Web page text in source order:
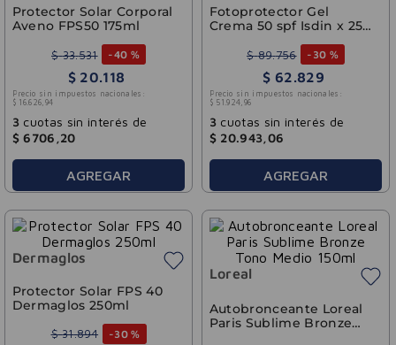
Protector Solar Corporal
Aveno FPS50 175ml
$ 33.531 -40 %
$ 20.118
Precio sin impuestos nacionales:
$ 16.626, 94
3 cuotas sin interés de
$ 6706,20
AGREGAR
Fotoprotector Gel
Crema 50 spf Isdin x 250
$ 89.756 - 30 %
$ 62.829
Precio sin impuestos nacionales:
$ 51 .924, 96
3 cuotas sin interés de
$ 20.943,06
AGREGAR
Dermaglos
Protector Solar FPS 40
Dermaglos 250ml
$ 31.894 -30 %
Loreal
Autobronceante Loreal
Paris Sublime Bronze